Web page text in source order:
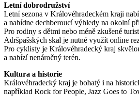
Letní dobrodružství
Letní sezona v Královéhradeckém kraji
a nabídne dechberoucí výhledy na okolní
Pro rodiny s dětmi nebo méně zkušené
Adršpašských skal je nutné využít online
Pro cyklisty je Královéhradecký kraj
a nabízí nenáročný terén.
Kultura a historie
Královéhradecký kraj je bohatý i na
například Rock for People, Jazz Goes to